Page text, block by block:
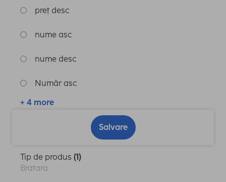
preț desc
nume asc
nume desc
Număr asc
+ 4 more
Salvare
Tip de produs (1)
Bratara